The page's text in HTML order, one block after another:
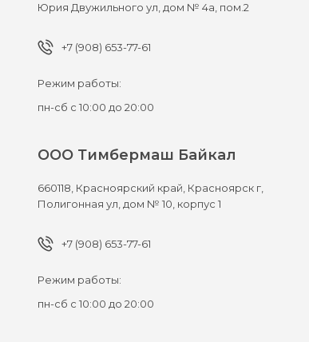
Юрия Двужильного ул, дом № 4а, пом.2
+7 (908) 653-77-61
Режим работы:
пн-сб с 10:00 до 20:00
ООО Тимбермаш Байкал
660118, Красноярский край, Красноярск г,
Полигонная ул, дом № 10, корпус 1
+7 (908) 653-77-61
Режим работы:
пн-сб с 10:00 до 20:00